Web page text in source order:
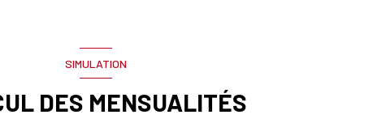
SIMULATION
DES MENSUALITÉS